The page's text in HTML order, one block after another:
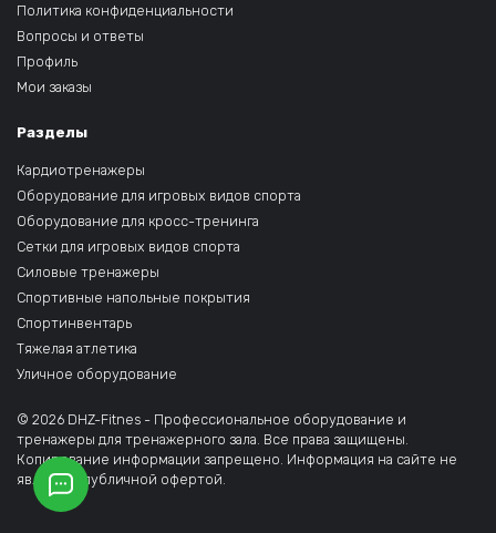
Политика конфиденциальности
Вопросы и ответы
Профиль
Мои заказы
Разделы
Кардиотренажеры
Оборудование для игровых видов спорта
Оборудование для кросс-тренинга
Сетки для игровых видов спорта
Силовые тренажеры
Спортивные напольные покрытия
Спортинвентарь
Тяжелая атлетика
Уличное оборудование
© 2026 DHZ-Fitnes - Профессиональное оборудование и
тренажеры для тренажерного зала. Все права защищены.
Копирование информации запрещено. Информация на сайте не
является публичной офертой.